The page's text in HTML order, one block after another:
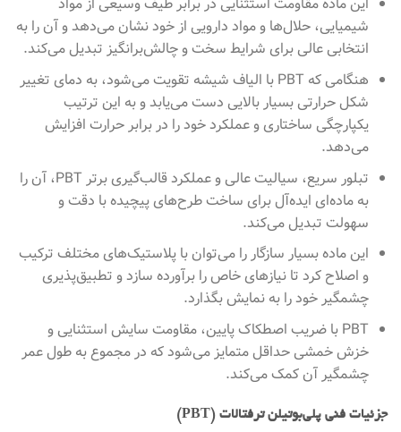
شیمیایی، حلال‌ها و مواد دارویی از خود نشان می‌دهد و آن را به
انتخابی عالی برای شرایط سخت و چالش‌برانگیز تبدیل می‌کند.
هنگامی که PBT با الیاف شیشه تقویت می‌شود، به دمای تغییر
شکل حرارتی بسیار بالایی دست می‌یابد و به این ترتیب
یکپارچگی ساختاری و عملکرد خود را در برابر حرارت افزایش
می‌دهد.
تبلور سریع، سیالیت عالی و عملکرد قالب‌گیری برتر PBT، آن را
به ماده‌ای ایده‌آل برای ساخت طرح‌های پیچیده با دقت و
سهولت تبدیل می‌کند.
این ماده بسیار سازگار را می‌توان با پلاستیک‌های مختلف ترکیب
و اصلاح کرد تا نیازهای خاص را برآورده سازد و تطبیق‌پذیری
چشمگیر خود را به نمایش بگذارد.
PBT با ضریب اصطکاک پایین، مقاومت سایش استثنایی و
خزش خمشی حداقل متمایز می‌شود که در مجموع به طول عمر
چشمگیر آن کمک می‌کند.
جزئیات فنی پلی‌بوتیلن ترفتالات (PBT)